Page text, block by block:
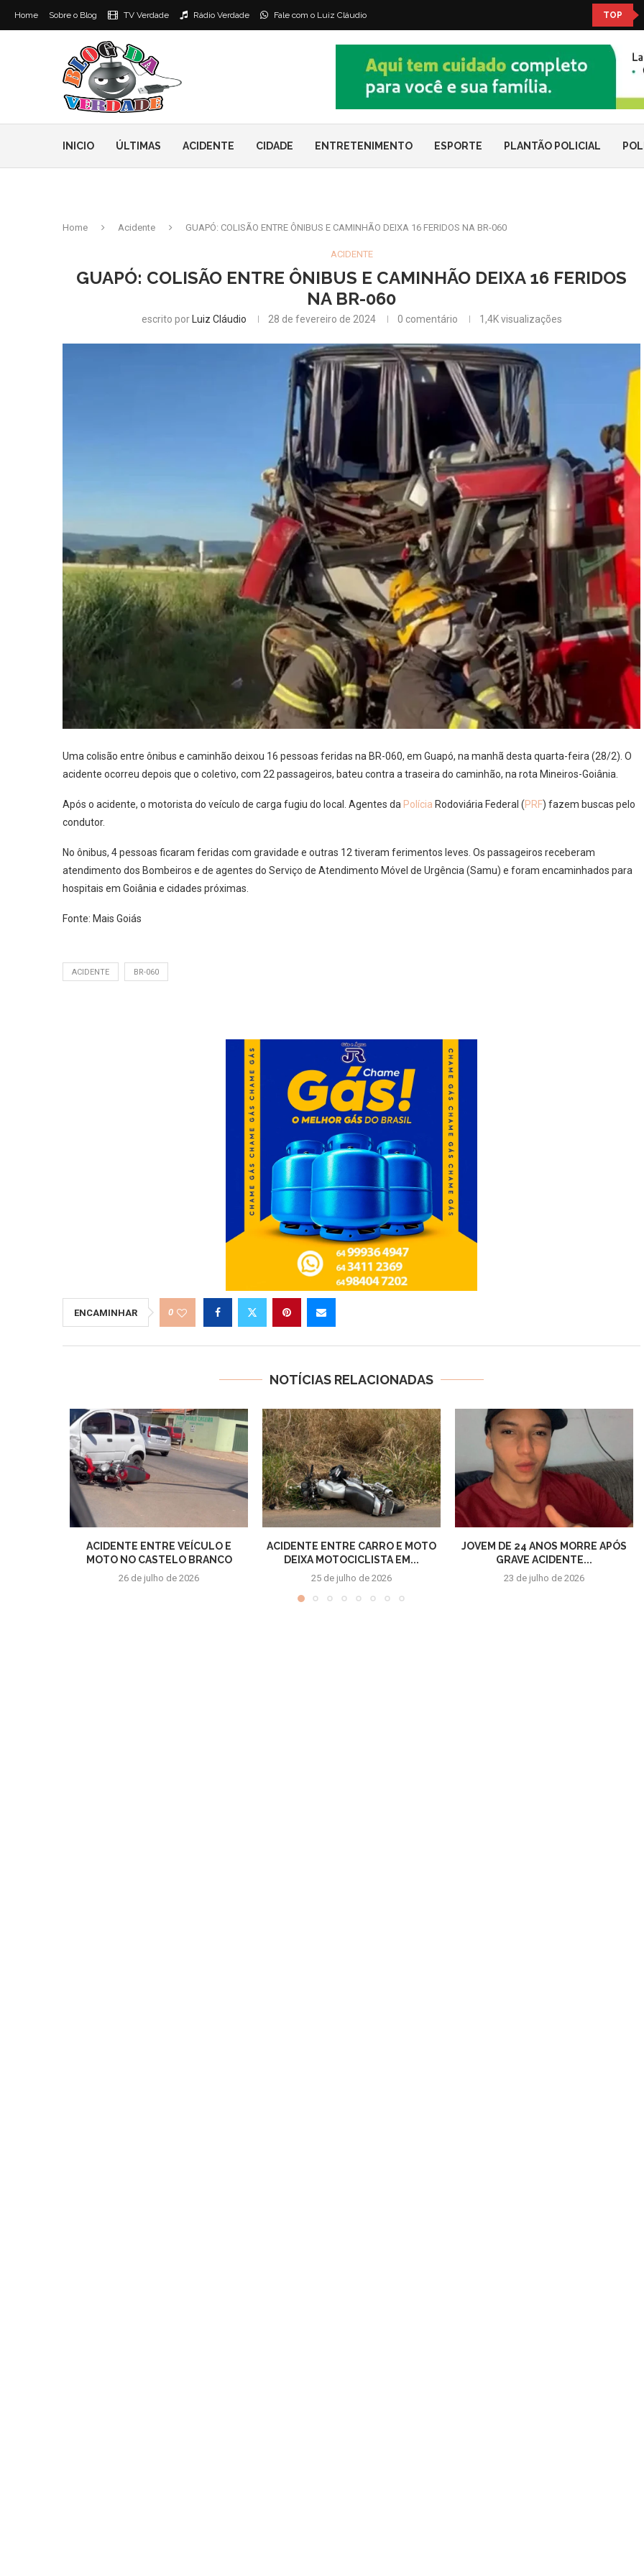
Home Sobre o Blog TV Verdade Rádio Verdade Fale com o Luiz Cláudio TOP
INICIO ÚLTIMAS ACIDENTE CIDADE ENTRETENIMENTO ESPORTE PLANTÃO POLICIAL
Home Acidente GUAPÓ: COLISÃO ENTRE ÔNIBUS E CAMINHÃO DEIXA 16 FERIDOS NA BR-060
ACIDENTE
GUAPÓ: COLISÃO ENTRE ÔNIBUS E CAMINHÃO DEIXA 16 FERIDOS
NA BR-060
escrito por Luiz Cláudio 28 de fevereiro de 2024 0 comentário 1,4Kvisualizações
Uma colisão entre ônibus e caminhão deixou 16 pessoas feridas na BR-060, em Guapó, na manhã desta quarta-feira (28/2). O
acidente ocorreu depois que o coletivo, com 22 passageiros, bateu contra a traseira do caminhão, na rota Mineiros-Goiânia.
Após o acidente, o motorista do veículo de carga fugiu do local. Agentes da Polícia Rodoviária Federal (PRF) fazem buscas pelo
condutor.
No ônibus, 4 pessoas ficaram feridas com gravidade e outras 12 tiveram ferimentos leves. Os passageiros receberam
atendimento dos Bombeiros e de agentes do Serviço de Atendimento Móvel de Urgência (Samu) e foram encaminhados para
hospitais em Goiânia e cidades próximas.
Fonte: Mais Goiás
ACIDENTE BR-060
ENCAMINHAR 0
NOTÍCIAS RELACIONADAS
ACIDENTE ENTRE VEÍCULO E
MOTO NO CASTELO BRANCO
26 de julho de 2026
ACIDENTE ENTRE CARRO E MOTO
DEIXA MOTOCICLISTA EM...
25 de julho de 2026
JOVEM DE 24 ANOS MORRE APÓS
GRAVE ACIDENTE...
23 de julho de 2026